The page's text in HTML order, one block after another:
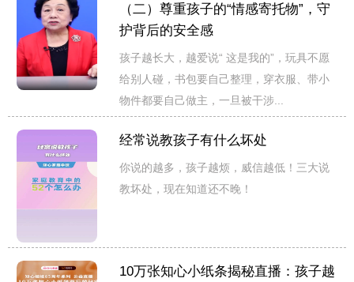
（二）尊重孩子的“情感寄托物”，守
护背后的安全感
孩子越长大，越爱说“ 这是我的”，玩具不愿
给别人碰，书包要自己整理，穿衣服、带小
物件都要自己做主，一旦被干涉...
经常说教孩子有什么坏处
你说的越多，孩子越烦，威信越低！三大说
教坏处，现在知道还不晚！
10万张知心小纸条揭秘直播：孩子越